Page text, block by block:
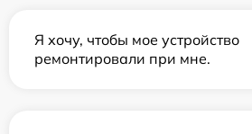
Я хочу, чтобы мое устройство
ремонтировали при мне.